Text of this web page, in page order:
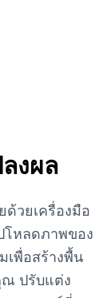
งผล
วยเครื่องมือ
โหลดภาพของ
เพื่อสร้างพื้น
ณ ปรับแต่ง